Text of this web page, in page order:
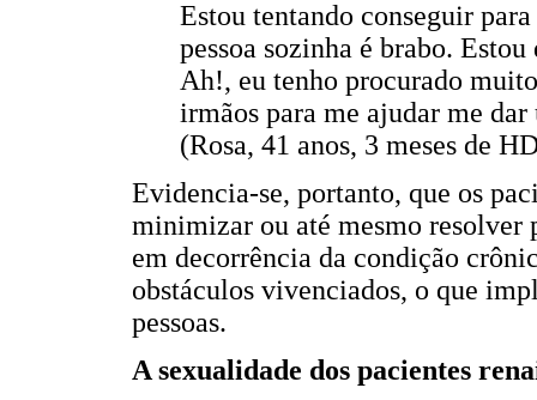
Estou tentando conseguir
pessoa sozinha é brabo.
Ah!, eu tenho procurado
irmãos para me ajudar me
(Rosa, 41 anos, 3 meses de
Evidencia-se, portanto, que os
minimizar ou até mesmo resolver
em decorrência da condição
obstáculos vivenciados, o que
pessoas.
A sexualidade dos pacientes